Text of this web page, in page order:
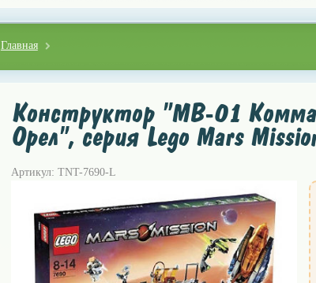
Главная
Конструктор "MB-01
Орел", серия Lego Mars
Артикул: TNT-7690-L